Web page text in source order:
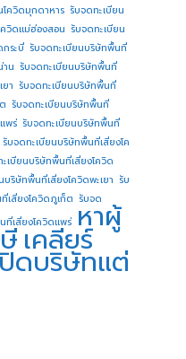
ควิดมุกดาหาร รับจดทะเบียน
วิดแม่ฮ่องสอน รับจดทะเบียน
ระบี่ รับจดทะเบียนบริษัทพื้นที่
น รับจดทะเบียนบริษัทพื้นที่
า รับจดทะเบียนบริษัทพื้นที่
รับจดทะเบียนบริษัทพื้นที่
พร่ รับจดทะเบียนบริษัทพื้นที่
รับจดทะเบียนบริษัทพื้นที่เสี่ยงโค
เบียนบริษัทพื้นที่เสี่ยงโควิด
บริษัทพื้นที่เสี่ยงโควิดพะเยา รับ
เสี่ยงโควิดภูเก็ต รับจด
ที่เสี่ยงโควิดแพร่ หาผู้
เคลียร์
ดบริษัทแต่